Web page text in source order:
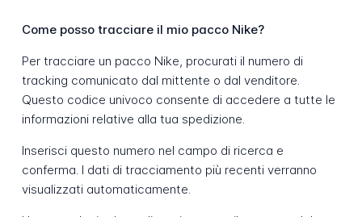
Come posso tracciare il mio pacco Nike?
Per tracciare un pacco Nike, procurati il numero di
tracking comunicato dal mittente o dal venditore.
Questo codice univoco consente di accedere a tutte le
informazioni relative alla tua spedizione.
Inserisci questo numero nel campo di ricerca e
conferma. I dati di tracciamento più recenti verranno
visualizzati automaticamente.